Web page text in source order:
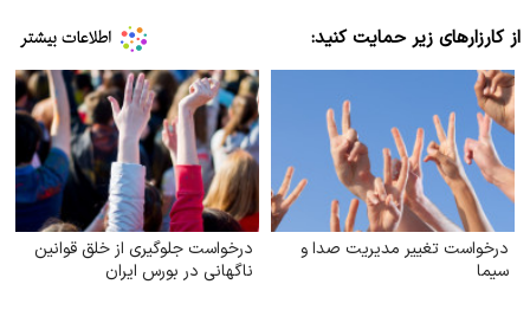
از کارزارهای زیر حمایت کنید:
درخواست تغییر مدیریت صدا و
سیما
درخواست جلوگیری از خلق قوانین
ناگهانی در بورس ایران